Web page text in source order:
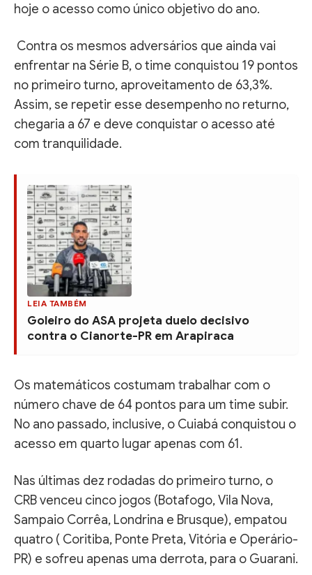
hoje o acesso como único objetivo do ano.
Contra os mesmos adversários que ainda vai
enfrentar na Série B, o time conquistou 19 pontos
no primeiro turno, aproveitamento de 63,3%.
Assim, se repetir esse desempenho no returno,
chegaria a 67 e deve conquistar o acesso até
com tranquilidade.
LEIA TAMBÉM
Goleiro do ASA projeta duelo decisivo
contra o Cianorte-PR em Arapiraca
Os matemáticos costumam trabalhar com o
número chave de 64 pontos para um time subir.
No ano passado, inclusive, o Cuiabá conquistou o
acesso em quarto lugar apenas com 61.
Nas últimas dez rodadas do primeiro turno, o
CRB venceu cinco jogos (Botafogo, Vila Nova,
Sampaio Corrêa, Londrina e Brusque), empatou
quatro ( Coritiba, Ponte Preta, Vitória e Operário-
PR) e sofreu apenas uma derrota, para o Guarani.